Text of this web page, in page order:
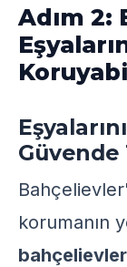
Adım 2:
korumanın